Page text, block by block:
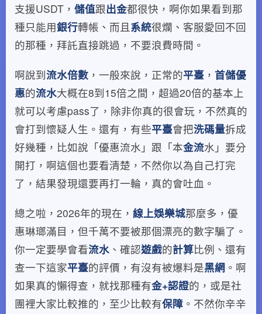
支援USDT， 儲值跟出金都很快，啊你如果看到那
種只能用銀行轉帳、而且系統很爛、客服愛回不回
的那種，拜託直接跳過，不要浪費時間。
啊說到流水倍數 ，一般來說，正常的平臺 ， 首儲優
惠的流水大概在8到15倍之間，超過20倍的基本上
就可以考慮pass了，除非你真的很會玩，不然真的
會打到懷疑人生。還有，有些平臺會把洗碼量拆成
好幾種，比如說「優惠流水」跟「本金流水」要分
開打，啊這個也要看清楚，不然你以為自己打完
了，結果發現還要再打一輪，真的會吐血。
總之啦，2026年的現在， 線上娛樂城那麼多，優
惠琳瑯滿目，但千萬不要被那個漂亮的數字騙了。
你一定要學會看流水 、確認遊戲的計算比例、還有
查一下這家平臺的評價，有沒有被爆料是黑網 。啊
如果真的懶得查，就找那種有金+認證的，或是社
團裡大家比較推的，至少比較有保障 。不然你辛辛